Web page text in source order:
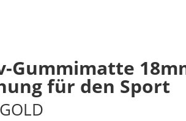
Gummimatte
für den Sport